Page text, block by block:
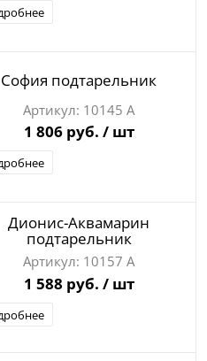
София подтарельник
10145 А
1 806 руб. / шт
Дионис-Аквамарин
подтарельник
10157 А
1 588 руб. / шт